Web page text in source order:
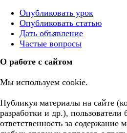
Опубликовать урок
Опубликовать статью
Дать объявление
Частые вопросы
О работе с сайтом
Мы используем cookie.
Публикуя материалы на сайте
разработки и др.), пользователи
ответственность за содержание